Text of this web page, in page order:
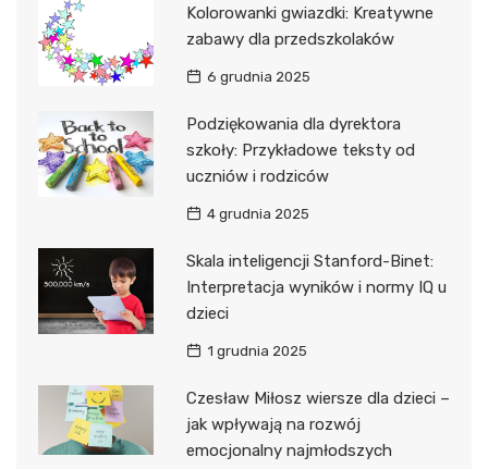
Kolorowanki gwiazdki: Kreatywne
zabawy dla przedszkolaków
6 grudnia 2025
Podziękowania dla dyrektora
szkoły: Przykładowe teksty od
uczniów i rodziców
4 grudnia 2025
Skala inteligencji Stanford-Binet:
Interpretacja wyników i normy IQ u
dzieci
1 grudnia 2025
Czesław Miłosz wiersze dla dzieci –
jak wpływają na rozwój
emocjonalny najmłodszych